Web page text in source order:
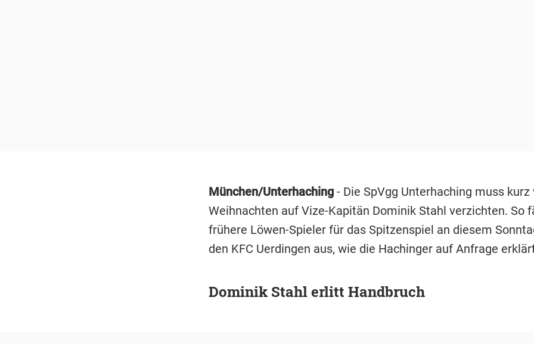
München/Unterhaching - Die SpVgg Unterhaching muss kurz
Weihnachten auf Vize-Kapitän Dominik Stahl verzichten. So
frühere Löwen-Spieler für das Spitzenspiel an diesem
den KFC Uerdingen aus, wie die Hachinger auf Anfrage
Dominik Stahl erlitt Handbruch